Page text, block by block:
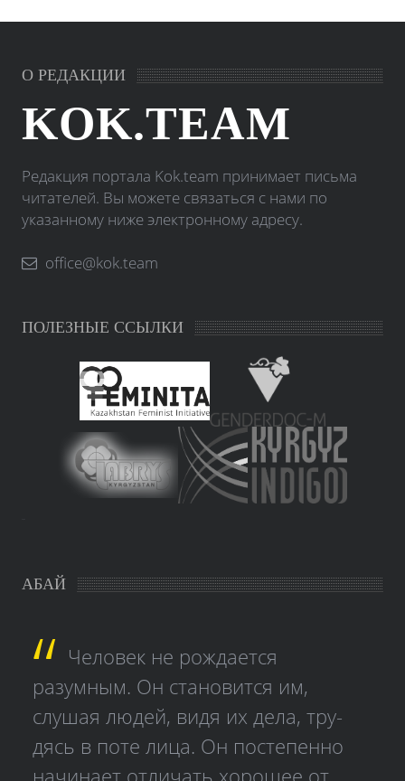
О РЕДАКЦИИ
KOK.TEAM
Редакция портала Kok.team принимает письма
читателей. Вы можете связаться с нами по
указанному ниже электронному адресу.
office@kok.team
ПОЛЕЗНЫЕ ССЫЛКИ
АБАЙ
Человек не рождается
разумным. Он становится им,
слушая людей, видя их дела, тру­
дясь в поте лица. Он постепенно